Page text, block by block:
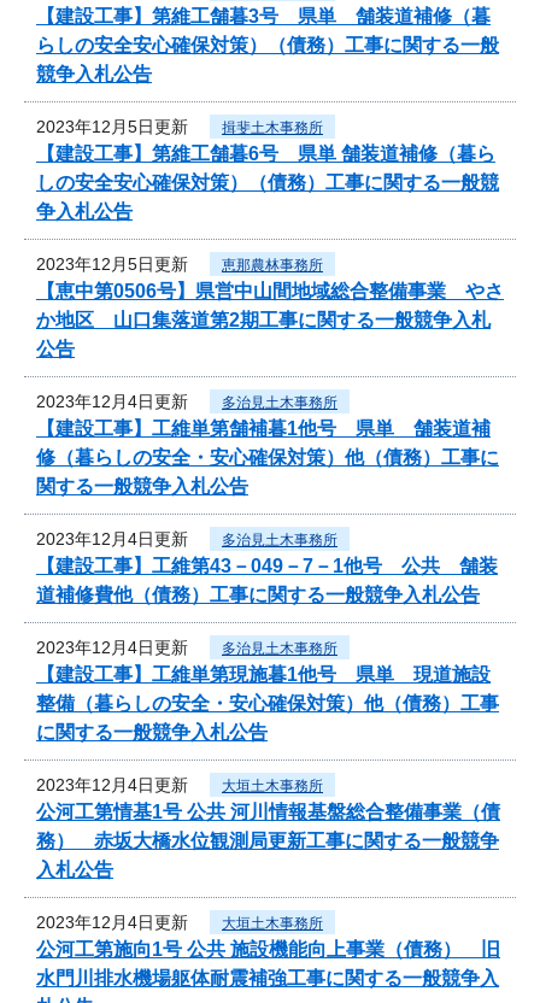
【建設工事】第維工舗暮3号 県単 舗装道補修（暮
らしの安全安心確保対策）（債務）工事に関する一般
競争入札公告
2023年12月5日更新 揖斐土木事務所
【建設工事】第維工舗暮6号 県単 舗装道補修（暮ら
しの安全安心確保対策）（債務）工事に関する一般競
争入札公告
2023年12月5日更新 恵那農林事務所
【恵中第0506号】県営中山間地域総合整備事業 やさ
か地区 山口集落道第2期工事に関する一般競争入札
公告
2023年12月4日更新 多治見土木事務所
【建設工事】工維単第舗補暮1他号 県単 舗装道補
修（暮らしの安全・安心確保対策）他（債務）工事に
関する一般競争入札公告
2023年12月4日更新 多治見土木事務所
【建設工事】工維第43－049－7－1他号 公共 舗装
道補修費他（債務）工事に関する一般競争入札公告
2023年12月4日更新 多治見土木事務所
【建設工事】工維単第現施暮1他号 県単 現道施設
整備（暮らしの安全・安心確保対策）他（債務）工事
に関する一般競争入札公告
2023年12月4日更新 大垣土木事務所
公河工第情基1号 公共 河川情報基盤総合整備事業（債
務） 赤坂大橋水位観測局更新工事に関する一般競争
入札公告
2023年12月4日更新 大垣土木事務所
公河工第施向1号 公共 施設機能向上事業（債務） 旧
水門川排水機場躯体耐震補強工事に関する一般競争入